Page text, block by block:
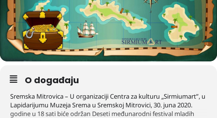
O događaju
Sremska Mitrovica – U organizaciji Centra za kulturu „Sirmiumart”, u
Lapidarijumu Muzeja Srema u Sremskoj Mitrovici, 30. juna 2020.
godine u 18 sati biće održan Deseti međunarodni festival mladih